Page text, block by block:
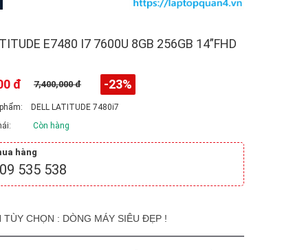
E7480 I7 7600U 8GB 256GB 14”FHD
đ 7,400,000 đ -23%
DELL LATITUDE 7480i7
Còn hàng
hàng
535 538
TÙY CHỌN : DÒNG MÁY SIÊU ĐẸP !